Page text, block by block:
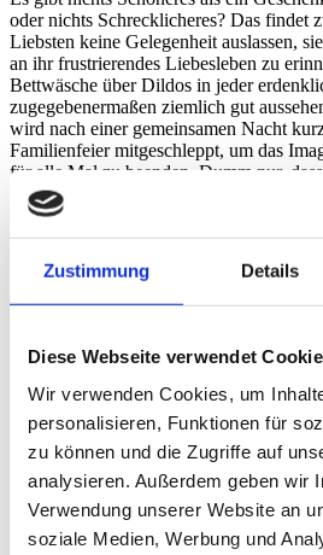
Zustimmung Details
Diese Webseite verwendet
Wir verwenden Cookies, um
personalisieren, Funktionen für
zu können und die Zugriffe auf
analysieren. Außerdem geben wir
Verwendung unserer Website an
soziale Medien, Werbung und
oder nichts Schrecklicheres? Das findet
Liebsten keine Gelegenheit auslassen,
an ihr frustrierendes Liebesleben zu
Bettwäsche über Dildos in jeder
zugegebenermaßen ziemlich gut
wird nach einer gemeinsamen Nacht
Familienfeier mitgeschleppt, um das
für alle Mal zu beenden. Dumm nur,
ihre eigenen Überraschungen im
steht kurz vor der Trennung von ihrem
missverstandenes Mitbringsel. Bruder
seiner neuen Flamme, dem naiven
zu schinden. Die beweist zwar
Geschenke-Instinkt, stolpert dafür aber
Bescherung der Extraklasse in einer
deshalb wundervollen Komödie um das
Ein Film wie ein Fest: DAS
alle Geschenkneurotiker, Last-Minute-
und Verpackungskünstler, die
danach streben oder sich komplett
schwarzhumorig und in Sachen
großzügig.